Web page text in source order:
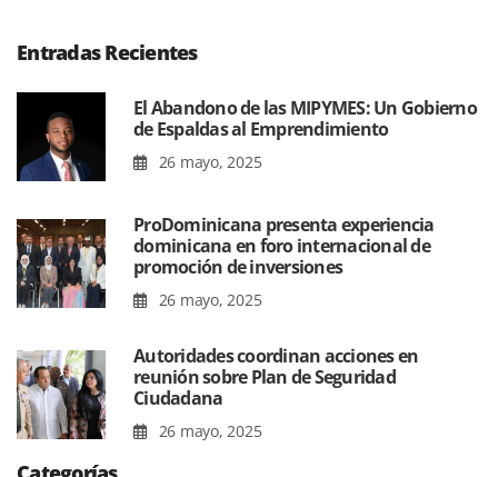
Entradas Recientes
El Abandono de las MIPYMES: Un Gobierno
de Espaldas al Emprendimiento
26 mayo, 2025
ProDominicana presenta experiencia
dominicana en foro internacional de
promoción de inversiones
26 mayo, 2025
Autoridades coordinan acciones en
reunión sobre Plan de Seguridad
Ciudadana
26 mayo, 2025